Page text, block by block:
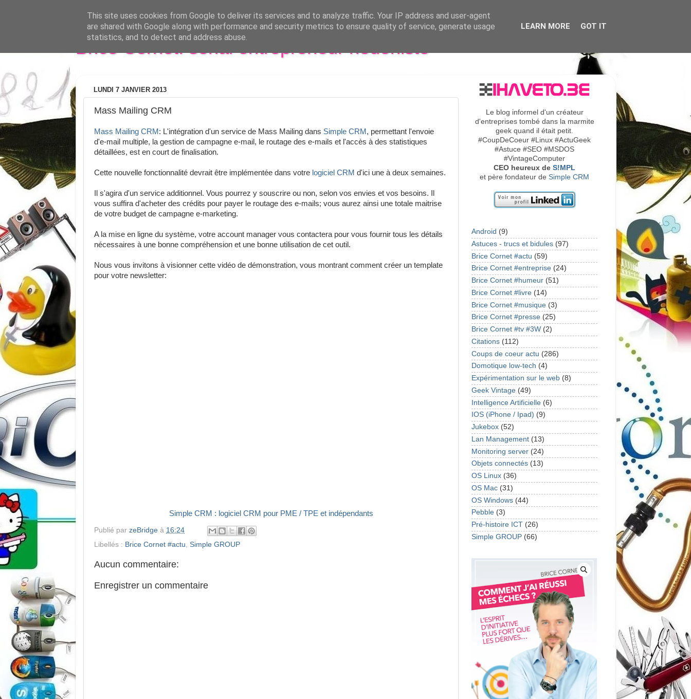
Brice Cornet: serial entrepreneur hédoniste
LUNDI 7 JANVIER 2013
Mass Mailing CRM
Mass Mailing CRM : L'intégration d'un service de Mass Mailing dans Simple CRM , permettant l'envoie
d'e-mail multiple, la gestion de campagne e-mail, le routage des e-mails et l'accès à des statistiques
détaillées, est en court de finalisation.
Cette nouvelle fonctionnalité devrait être implémentée dans votre logiciel CRM d'ici une à deux semaines.
Il s'agira d'un service additionnel. Vous pourrez y souscrire ou non, selon vos envies et vos besoins. Il
vous suffira d'acheter des crédits pour payer le routage des e-mails; vous aurez ainsi une totale maitrise
de votre budget de campagne e-marketing.
A la mise en ligne du système, votre account manager vous contactera pour vous fournir tous les détails
nécessaires à une bonne compréhension et une bonne utilisation de cet outil.
Nous vous invitons à visionner cette vidéo de démonstration, vous montrant comment créer un template
pour votre newsletter:
Simple CRM : logiciel CRM pour PME / TPE et indépendants
Publié par zeBridge à 16:24
Libellés : Brice Cornet #actu Simple GROUP
Aucun commentaire:
Enregistrer un commentaire
Le blog informel d'un créateur
d'entreprises tombé dans la marmite
geek quand il était petit.
#CoupDeCoeur #Linux #ActuGeek
#Astuce #SEO #MSDOS
#VintageComputer
CEO heureux de S!MPL
et père fondateur de Simple CRM
Android (9)
Astuces - trucs et bidules (97)
Brice Cornet #actu (59)
Brice Cornet #entreprise (24)
Brice Cornet #humeur (51)
Brice Cornet #livre (14)
Brice Cornet #musique (3)
Brice Cornet #presse (25)
Brice Cornet #tv #3W (2)
Citations (112)
Coups de coeur actu (286)
Domotique low-tech (4)
Expérimentation sur le web (8)
Geek Vintage (49)
Intelligence Artificielle (6)
IOS (iPhone / Ipad) (9)
Jukebox (52)
Lan Management (13)
Monitoring server (24)
Objets connectés (13)
OS Linux (36)
OS Mac (31)
OS Windows (44)
Pebble (3)
Pré-histoire ICT (26)
Simple GROUP (66)
This site uses cookies from Google to deliver its services and to analyze traffic. Your IP address and user-agent
are shared with Google along with performance and security metrics to ensure quality of service, generate usage
statistics, and to detect and address abuse.
LEARN MORE GOT IT